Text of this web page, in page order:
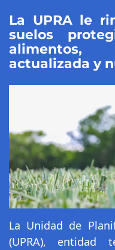
La UPRA le
suelos
alimentos,
actualizada y
La Unidad de
(UPRA), entidad